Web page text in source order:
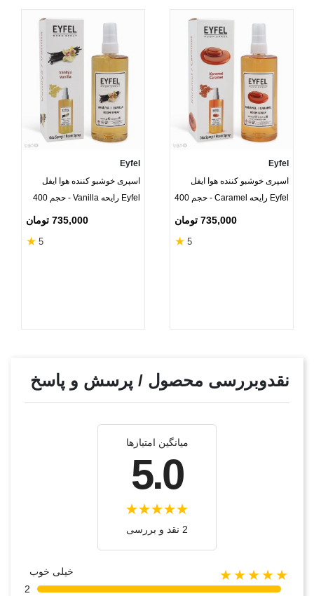
Eyfel
اسپری خوشبو کننده هوا ایفل
Eyfel رایحه Caramel - حجم 400
735,000 تومان
5
★
Eyfel
اسپری خوشبو کننده هوا ایفل
Eyfel رایحه Vanilla - حجم 400
735,000 تومان
5
★
نقدوبررسی محصول / پرسش و پاسخ
میانگین امتیازها
5.0
2 نقد و بررسی‌‌
★★★★★
خیلی خوب
2